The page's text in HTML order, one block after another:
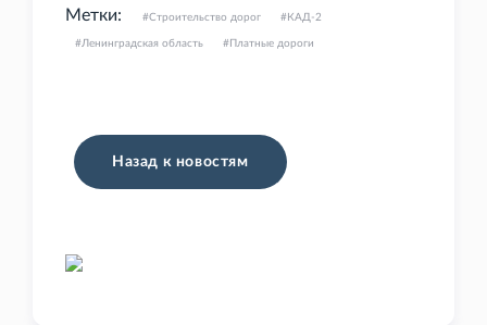
Метки: Строительство дорог КАД-2
Ленинградская область Платные дороги
Назад к новостям